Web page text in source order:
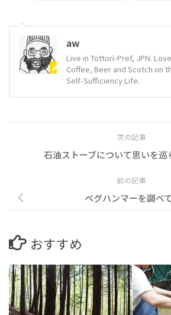
aw
Live in Tottori-Pref, JPN.
Coffee, Beer and Scotch on
Self-Sufficiency Life.
次の記事
石油ストーブについて思いを巡
前の記事
ペグハンマーを調べ
おすすめ